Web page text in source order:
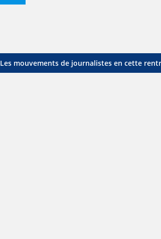
Les mouvements de journalistes en cette